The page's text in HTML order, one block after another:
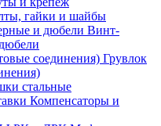
гайки и шайбы
Винт-
Грувлок
стальные
Компенсаторы и